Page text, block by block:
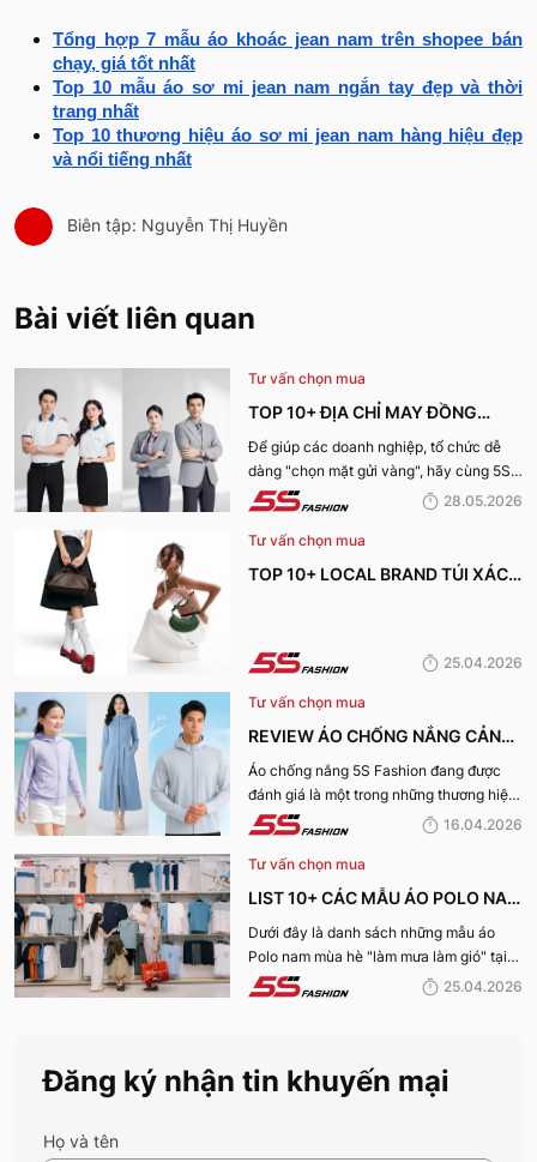
Tổng hợp 7 mẫu áo khoác jean nam trên shopee bán
chạy, giá tốt nhất
Top 10 mẫu áo sơ mi jean nam ngắn tay đẹp và thời
trang nhất
Top 10 thương hiệu áo sơ mi jean nam hàng hiệu đẹp
và nổi tiếng nhất
Biên tập: Nguyễn Thị Huyền
Bài viết liên quan
Tư vấn chọn mua
TOP 10+ ĐỊA CHỈ MAY ĐỒNG
PHỤC CÔNG TY ĐẸP, UY TÍN
NHẤT HIỆN NAY
Để giúp các doanh nghiệp, tổ chức dễ
dàng "chọn mặt gửi vàng", hãy cùng 5S
Fashion tìm hiểu những địa chỉ may đồng
được nhiều đánh giá tích cực nhất hiện
nay.
28.05.2026
Tư vấn chọn mua
TOP 10+ LOCAL BRAND TÚI XÁCH
25.04.2026
Tư vấn chọn mua
REVIEW ÁO CHỐNG NẮNG CẢN
TIA UV, CHỐNG NẮNG TỐT NHẤT
CỦA 5S FASHION 2026
Áo chống nắng 5S Fashion đang được
đánh giá là một trong những thương hiệu
áo đáng mua hàng đầu hiện nay. Vậy
giá tích cực đến vậy? Cùng đi hết bài
viết nhé!
16.04.2026
Tư vấn chọn mua
LIST 10+ CÁC MẪU ÁO POLO NAM
MÙA HÈ BÁN CHẠY NHẤT CỦA 5S
FASHION 2026
Dưới đây là danh sách những mẫu áo
Polo nam mùa hè "làm mưa làm gió" tại
hệ thống 5S Fashion mà bất kỳ quý ông
25.04.2026
Đăng ký nhận tin khuyến mại
Họ và tên